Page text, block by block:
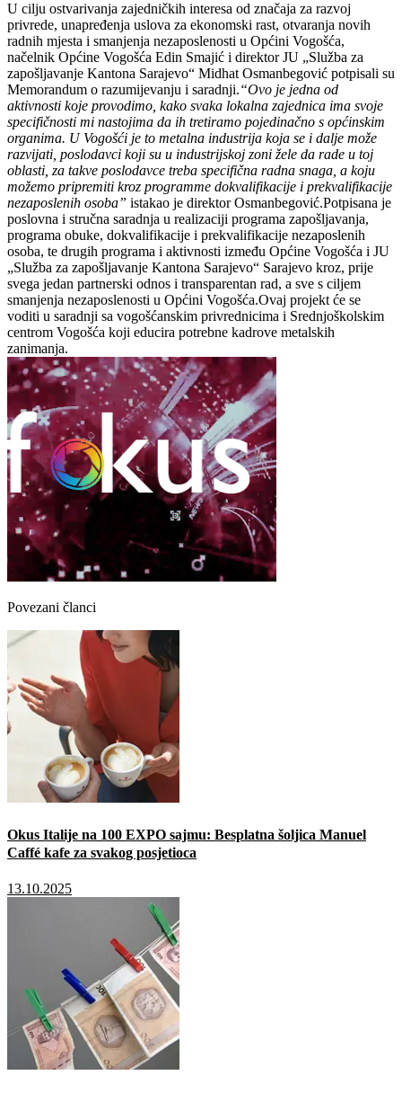
U cilju ostvarivanja zajedničkih interesa od značaja za razvoj
privrede, unapređenja uslova za ekonomski rast, otvaranja novih
radnih mjesta i smanjenja nezaposlenosti u Općini Vogošća,
načelnik Općine Vogošća Edin Smajić i direktor JU „Služba za
zapošljavanje Kantona Sarajevo“ Midhat Osmanbegović potpisali su
Memorandum o razumijevanju i saradnji.“Ovo je jedna od
aktivnosti koje provodimo, kako svaka lokalna zajednica ima svoje
specifičnosti mi nastojima da ih tretiramo pojedinačno s općinskim
organima. U Vogošći je to metalna industrija koja se i dalje može
razvijati, poslodavci koji su u industrijskoj zoni žele da rade u toj
oblasti, za takve poslodavce treba specifična radna snaga, a koju
možemo pripremiti kroz programme dokvalifikacije i prekvalifikacije
nezaposlenih osoba” istakao je direktor Osmanbegović.Potpisana je
poslovna i stručna saradnja u realizaciji programa zapošljavanja,
programa obuke, dokvalifikacije i prekvalifikacije nezaposlenih
osoba, te drugih programa i aktivnosti između Općine Vogošća i JU
„Služba za zapošljavanje Kantona Sarajevo“ Sarajevo kroz, prije
svega jedan partnerski odnos i transparentan rad, a sve s ciljem
smanjenja nezaposlenosti u Općini Vogošća.Ovaj projekt će se
voditi u saradnji sa vogošćanskim privrednicima i Srednjoškolskim
centrom Vogošća koji educira potrebne kadrove metalskih
zanimanja.
Povezani članci
Okus Italije na 100 EXPO sajmu: Besplatna šoljica Manuel
Caffé kafe za svakog posjetioca
13.10.2025